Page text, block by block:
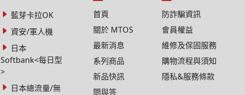
藍芽卡拉OK
資安/軍人機
日本
Softbank<每日型
>
日本總流量/無
首頁
關於 MTOS
最新消息
系列商品
新品快訊
問與答
防詐騙資訊
會員權益
維修及保固服務
購物流程與須知
隱私&服務條款